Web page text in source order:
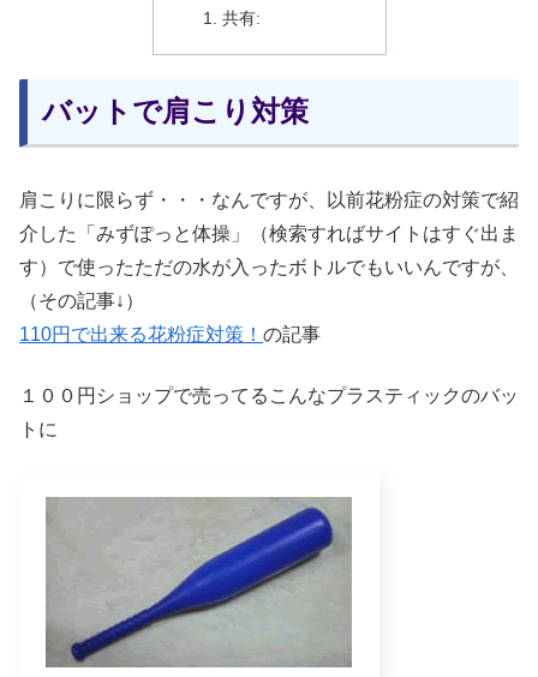
共有:
バットで肩こり対策
肩こりに限らず・・・なんですが、以前花粉症の対策で紹
介した「みずぽっと体操」（検索すればサイトはすぐ出ま
す）で使ったただの水が入ったボトルでもいいんですが、
（その記事↓）
110円で出来る花粉症対策！ の記事
１００円ショップで売ってるこんなプラスティックのバッ
トに